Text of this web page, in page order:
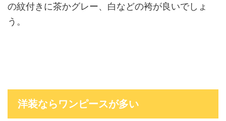
の紋付きに茶かグレー、白などの袴が良いでしょ
う。
洋装ならワンピースが多い